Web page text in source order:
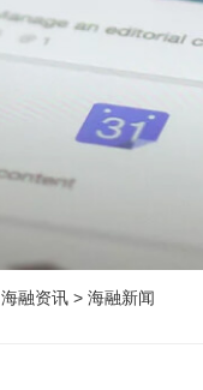
海融资讯> 海融新闻